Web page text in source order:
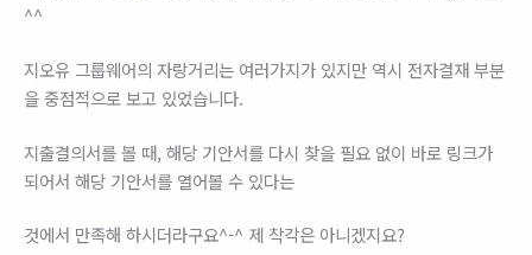
^^
지오유 그룹웨어의 자랑거리는 여러가지가 있지만 역시 전자결재 부분
을 중점적으로 보고 있었습니다.
지출결의서를 볼 때, 해당 기안서를 다시 찾을 필요 없이 바로 링크가
되어서 해당 기안서를 열어볼 수 있다는
것에서 만족해 하시더라구요^-^ 제 착각은 아니겠지요?